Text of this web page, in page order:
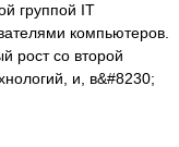
группой IT
компьютеров.
рост со второй
и, в&#8230;